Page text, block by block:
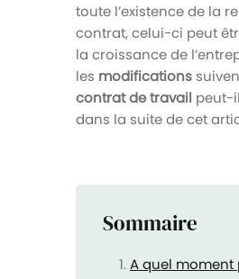
toute l’existence de la
contrat, celui-ci peut
la croissance de
les modifications
contrat de travail peut-
dans la suite de cet
Sommaire
A quel